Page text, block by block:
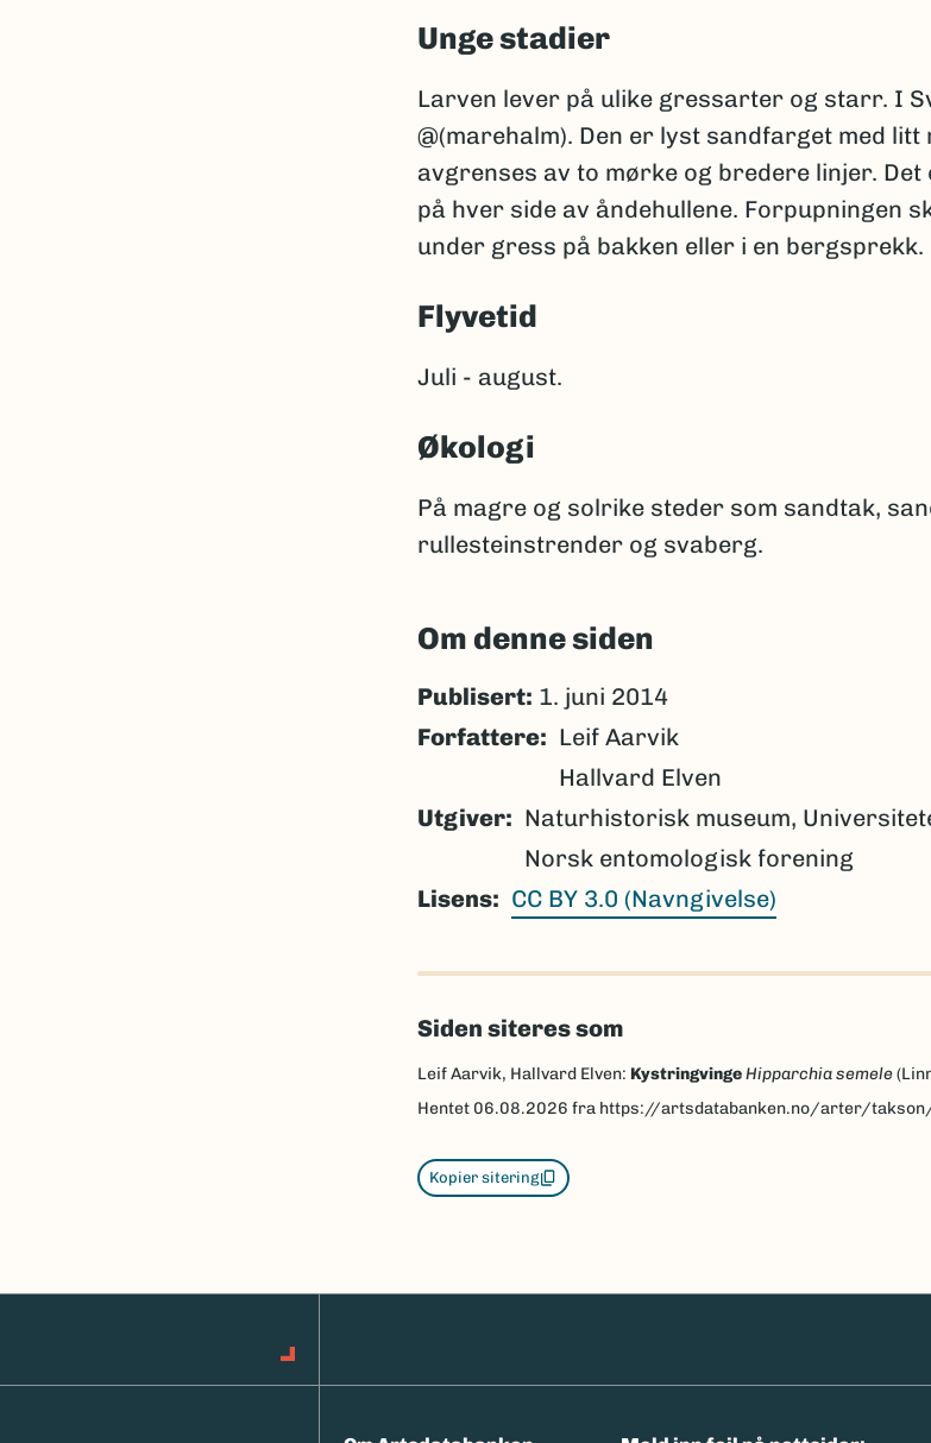
Unge stadier
Larven lever på ulike gressarter og starr. I
@(marehalm). Den er lyst sandfarget med
avgrenses av to mørke og bredere linjer.
på hver side av åndehullene. Forpupningen
under gress på bakken eller i en bergsprekk.
Flyvetid
Juli - august.
Økologi
På magre og solrike steder som sandtak,
rullesteinstrender og svaberg.
Om denne siden
Publisert: 1. juni 2014
Forfattere
Leif Aarvik
Hallvard Elven
Utgiver
Naturhistorisk museum,
Norsk entomologisk forening
Lisens
CC BY 3.0 (Navngivelse)
Siden siteres som
Leif Aarvik, Hallvard Elven: KystringvingeHipparchia semele
Hentet 06.08.2026 fra https://artsdatabanken.no/arter/
Kopier sitering